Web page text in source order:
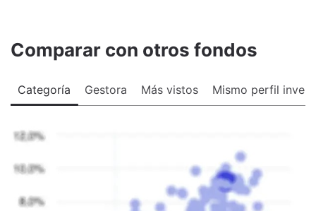
Comparar con otros fondos
Categoría Gestora Más vistos Mismo perfil